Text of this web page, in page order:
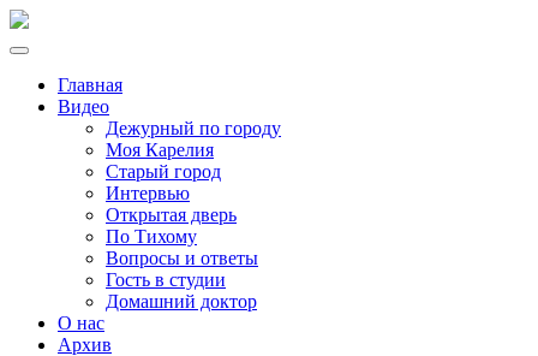
Главная
Видео
Дежурный по городу
Моя Карелия
Старый город
Интервью
Открытая дверь
По Тихому
Вопросы и ответы
Гость в студии
Домашний доктор
О нас
Архив